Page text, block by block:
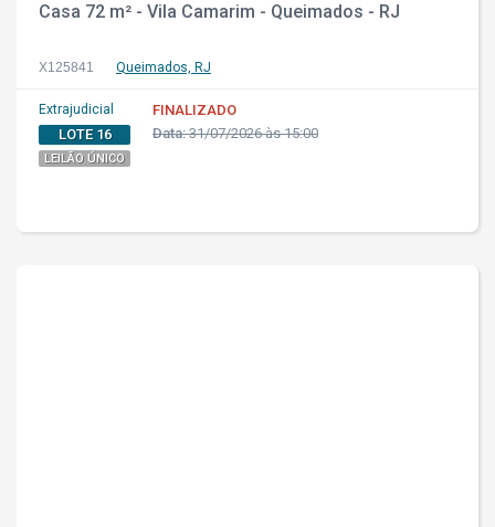
Casa 72 m² - Vila Camarim - Queimados - RJ
X125841 Queimados, RJ
Extrajudicial
LOTE 16
LEILÃO ÚNICO
FINALIZADO
Data:31/07/2026 às 15:00